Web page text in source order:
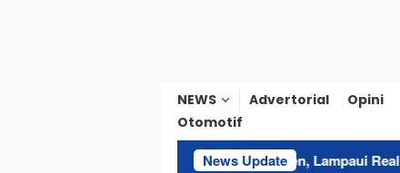
NEWS Advertorial Opini
Otomotif
News Update
Morotai Tembus 82 Persen, Lampaui Realisasi Anggaran